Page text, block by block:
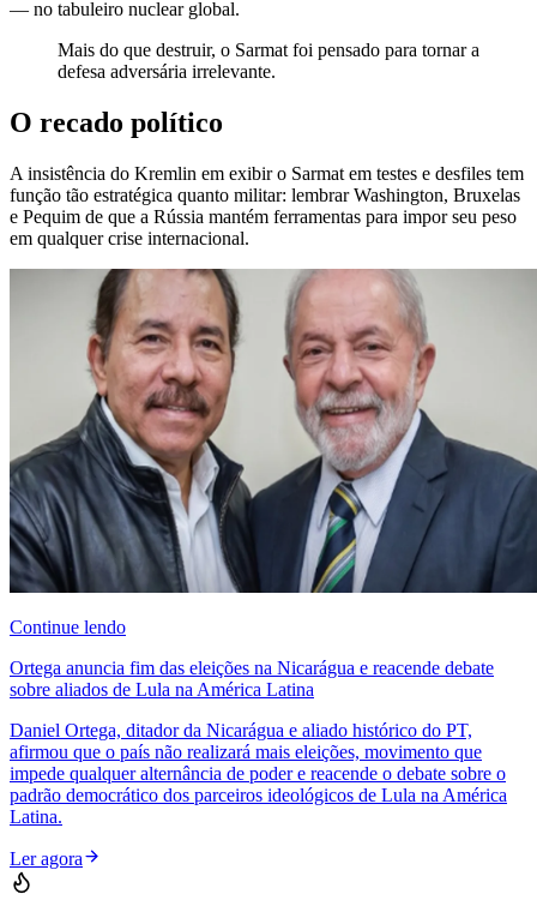
— no tabuleiro nuclear global.
Mais do que destruir, o Sarmat foi pensado para tornar a
defesa adversária irrelevante.
O recado político
A insistência do Kremlin em exibir o Sarmat em testes e desfiles tem
função tão estratégica quanto militar: lembrar Washington, Bruxelas
e Pequim de que a Rússia mantém ferramentas para impor seu peso
em qualquer crise internacional.
Continue lendo
Ortega anuncia fim das eleições na Nicarágua e reacende debate
sobre aliados de Lula na América Latina
Daniel Ortega, ditador da Nicarágua e aliado histórico do PT,
afirmou que o país não realizará mais eleições, movimento que
impede qualquer alternância de poder e reacende o debate sobre o
padrão democrático dos parceiros ideológicos de Lula na América
Latina.
Ler agora